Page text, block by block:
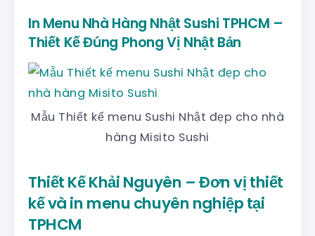
In Menu Nhà Hàng Nhật Sushi TPHCM –
Thiết Kế Đúng Phong Vị Nhật Bản
Mẫu Thiết kế menu Sushi Nhật đẹp cho nhà
hàng Misito Sushi
Thiết Kế Khải Nguyên – Đơn vị thiết
kế và in menu chuyên nghiệp tại
TPHCM